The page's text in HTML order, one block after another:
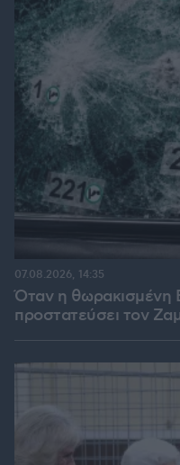
Όταν η θωρακισμένη
προστατεύσει τον
07.08.2026, 14:35